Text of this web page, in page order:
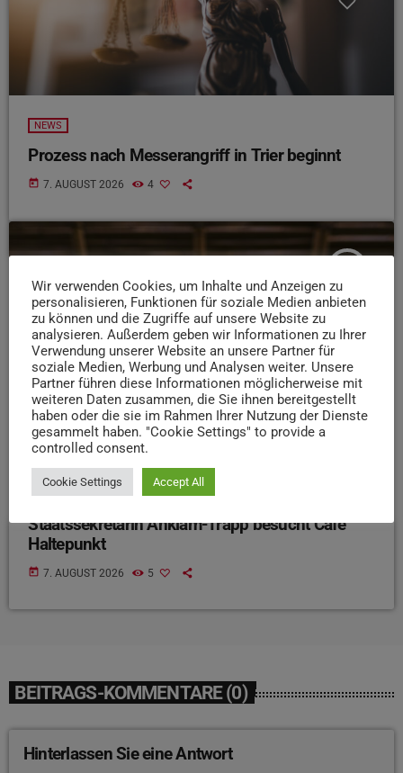
NEWS
Prozess nach Messerangriff in Trier beginnt
today 7. AUGUST 2026 4
NEWS
Staatssekretärin Anklam-Trapp besucht Café
Haltepunkt
today 7. AUGUST 2026 5
BEITRAGS-KOMMENTARE (0)
Hinterlassen Sie eine Antwort
Wir verwenden Cookies, um Inhalte und Anzeigen zu
personalisieren, Funktionen für soziale Medien anbieten
zu können und die Zugriffe auf unsere Website zu
analysieren. Außerdem geben wir Informationen zu Ihrer
Verwendung unserer Website an unsere Partner für
soziale Medien, Werbung und Analysen weiter. Unsere
Partner führen diese Informationen möglicherweise mit
weiteren Daten zusammen, die Sie ihnen bereitgestellt
haben oder die sie im Rahmen Ihrer Nutzung der Dienste
gesammelt haben. "Cookie Settings" to provide a
controlled consent.
Cookie Settings Accept All